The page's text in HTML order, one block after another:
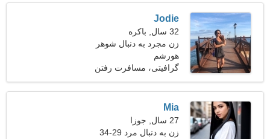
Jodie
32 سال, باکره
زن مجرد به دنبال شوهر
هورشم
گرافیتی، مسافرت رفتن
Mia
27 سال, جوزا
زن به دنبال مرد 29-34